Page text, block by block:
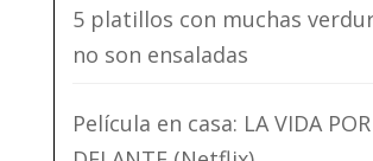
5 platillos con muchas
no son ensaladas
Película en casa: LA VIDA POR